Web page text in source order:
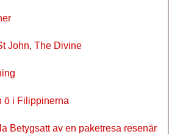
John, The Divine
ö i Filippinerna
Betygsatt av en paketresa resenär